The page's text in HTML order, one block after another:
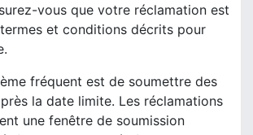
vous que votre réclamation est
et conditions décrits pour
fréquent est de soumettre des
la date limite. Les réclamations
une fenêtre de soumission